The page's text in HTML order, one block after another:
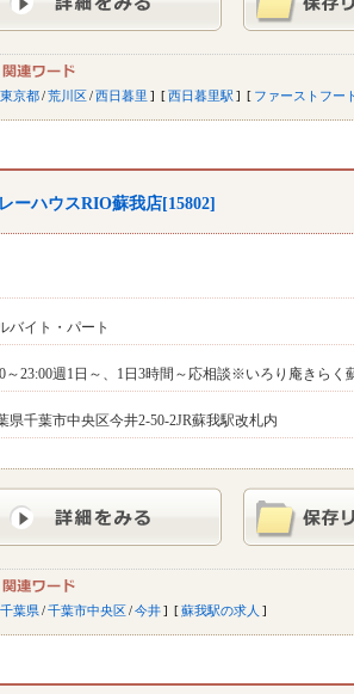
東京都/荒川区/西日暮里 西日暮里駅 ファーストフー
ーハウスRIO蘇我店[15802]
バイト・パート
～23:00週1日～、1日3時間～応相談※いろり庵きら
県千葉市中央区今井2-50-2JR蘇我駅改札内
千葉県/千葉市中央区/今井 蘇我駅の求人